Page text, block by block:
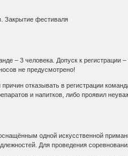
Закрытие фестиваля
– 3 человека. Допуск к регистрации
не предусмотрено!
отказывать в регистрации
и напитков, либо проявил
одной искусственной
Для проведения